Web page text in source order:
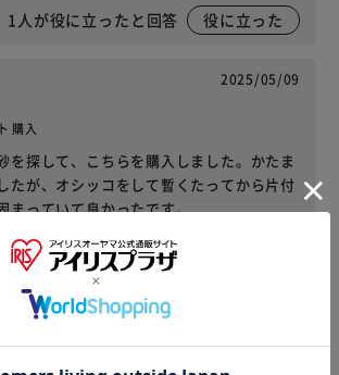
1 人が役に立ったと回答 役に立った
2025/05/09
購入
を探して、こちらを購入しました。かたま
たが、オシッコをして暫くたってから片付
まっていて良かったです。
レビューをもっと見る